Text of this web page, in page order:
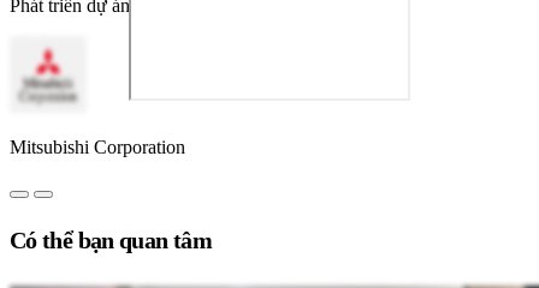
Phát triển dự án
Mitsubishi Corporation
Có thể bạn quan tâm